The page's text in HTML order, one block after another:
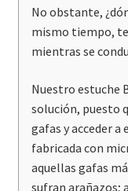
No obstante,
mismo tiempo,
mientras se
Nuestro estuche
solución, puesto
gafas y acceder
fabricada con
aquellas gafas
sufran arañazos;